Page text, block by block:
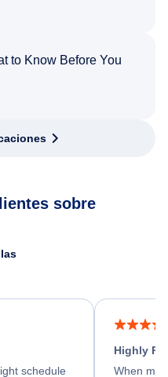
to Know Before You
sobre
schedule
Highly
When my